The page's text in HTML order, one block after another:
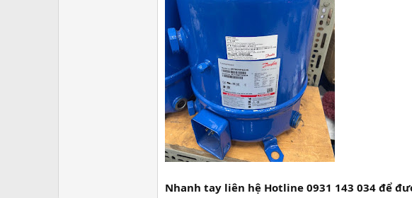
Nhanh tay liên hệ Hotline 0931 143 034 để